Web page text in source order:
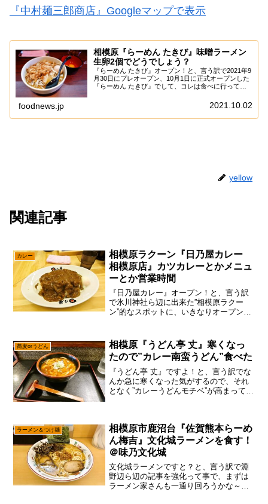
『中村麺三郎商店』Googleマップで表示
相模原『らーめん たきび』味噌ラーメン
生卵2個でどうでしょう？
『らーめん たきび』オープン！と、言う訳で2021年9
月30日にプレオープン、10月1日に正式オープンした
『らーめん たきび』でして、コレは食べに行ってお
ったものの、まあ2日遅れくらいなら記事...
foodnews.jp 2021.10.02
yellow
関連記事
カレー
相模原ラクーン『日乃屋カレー
相模原店』カツカレーとかメニュ
ーとか営業時間
『日乃屋カレー』オープン！と、言う訳
で氷川神社ら辺に出来た”相模原ラクー
ン”的なスポットに、いきなりオープンし
て聞いても、フーンってくらいの小並感
ですが、なんか『日乃屋カ...
蕎麦orうどん
相模原『うどん亭 丈』寒くなっ
たので”カレー南蛮うどん”食べた
『うどん亭 丈』ですよ！と、言う訳でな
んか急に寒くなった気がするので、それ
となく”カレーうどんモチベ”が高まって来
と、カレーを食...
ラーメン＆つけ麺
相模原市鹿沼台『佐賀熊本らーめ
ん梅吉』文化城ラーメンを食す！
＠味乃文化城
文化城ラーメンですと？と、言う訳で淵
野辺ら辺の記事を強化って事で、まずは
ラーメン家さんも一通り回ろうかな～っ